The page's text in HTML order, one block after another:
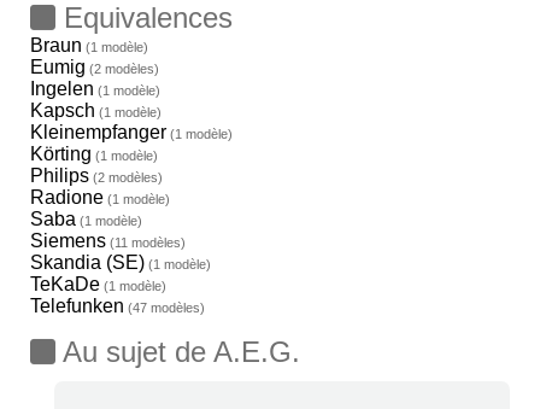
Equivalences
Braun (1 modèle)
Eumig (2 modèles)
Ingelen (1 modèle)
Kapsch (1 modèle)
Kleinempfanger (1 modèle)
Körting (1 modèle)
Philips (2 modèles)
Radione (1 modèle)
Saba (1 modèle)
Siemens (11 modèles)
Skandia (SE) (1 modèle)
TeKaDe (1 modèle)
Telefunken (47 modèles)
Au sujet de A.E.G.